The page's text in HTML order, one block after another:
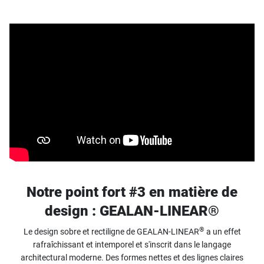
Notre point fort #3 en matière de
design : GEALAN-LINEAR®
Le design sobre et rectiligne de GEALAN-LINEAR® a un effet
rafraîchissant et intemporel et s'inscrit dans le langage
architectural moderne. Des formes nettes et des lignes claires